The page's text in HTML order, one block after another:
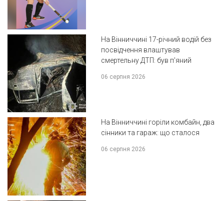
На Вінниччині 17-річний водій без
посвідчення влаштував
смертельну ДТП: був п'яний
06 серпня 2026
На Вінниччині горіли комбайн, два
сінники та гараж: що сталося
06 серпня 2026